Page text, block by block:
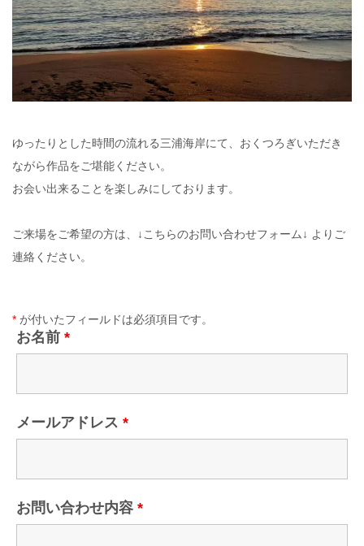
ゆったりとした時間の流れる三浦海岸にて、おくつろぎいただき
ながら作品をご堪能ください。
お会い出来ることを楽しみにしております。
​ご来場をご希望の方は、↓こちらのお問い合わせフォーム↓ よりご
連絡ください。
* が付いたフィールドは必須項目です。
お名前 *
メールアドレス *
お問い合わせ内容 *